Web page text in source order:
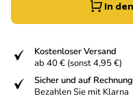
In
Kostenloser Versand
ab 40 € (sonst 4,95 €)
Sicher und auf Rechnung
Bezahlen Sie mit Klarna